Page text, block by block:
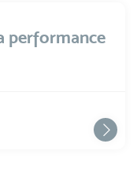
performance